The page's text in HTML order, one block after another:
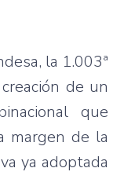
la 1.003ª
de un
que
margen de la
ya adoptada